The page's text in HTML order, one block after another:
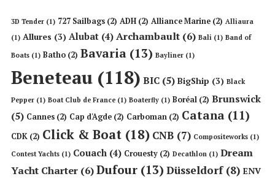
3D Tender (1) 727 Sailbags (2) ADH (2) Alliance Marine (2) Alliaura
(1) Allures (3) Alubat (4) Archambault (6) Bali (1) Band of
Boats (1) Batho (2) Bavaria (13) Bayliner (1)
Beneteau (118) BIC (5) BigShip (3) Black
Pepper (1) Boat Club de France (1) Boaterfly (1) Boréal (2) Brunswick
(5) Cannes (2) Cap d'Agde (2) Carboman (2) Catana (11)
CDK (2) Click & Boat (18) CNB (7) Compositeworks (1)
Contest Yachts (1) Couach (4) Crouesty (2) Decathlon (1) Dream
Yacht Charter (6)Dufour (13) Düsseldorf(8) ENV